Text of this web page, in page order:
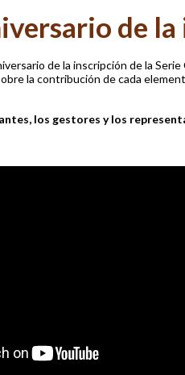
de
de la inscripción de la
la contribución de cada
los gestores y los